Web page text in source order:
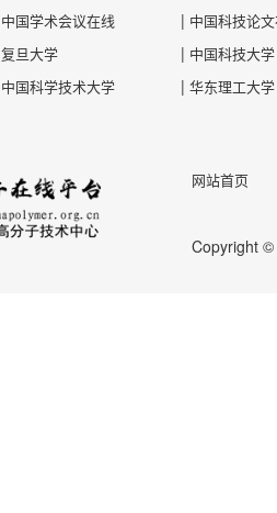
中国学术会议在线 | 中国科技论
复旦大学 | 中国科技大学
中国科学技术大学 | 华东理工大学
网站首页
Copyright ©